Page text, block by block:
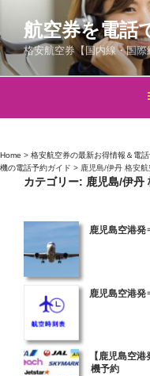
テ
ン
ス
ッ
航空券を電話
格安航空券【国内線・国
Home > 格安航空券の最新お得情報＆電
機の電話予約ガイド > 鹿児島/伊丹 格安
カテゴリー: 鹿児島/伊丹
投
鹿児島空港
投
鹿児島空港
投
稿
【鹿児島空
機予約